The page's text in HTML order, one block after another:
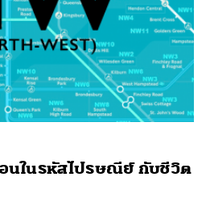
นในรหัสไปรษณีย์ กับชีวิต